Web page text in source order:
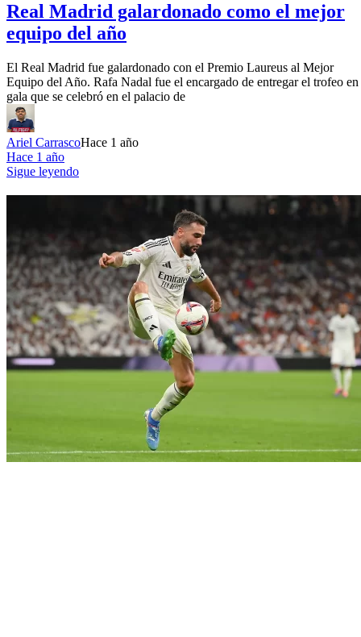
Real Madrid galardonado como el mejor
equipo del año
El Real Madrid fue galardonado con el Premio Laureus al Mejor
Equipo del Año. Rafa Nadal fue el encargado de entregar el trofeo en
gala que se celebró en el palacio de
Ariel CarrascoHace 1 año
Hace 1 año
Sigue leyendo